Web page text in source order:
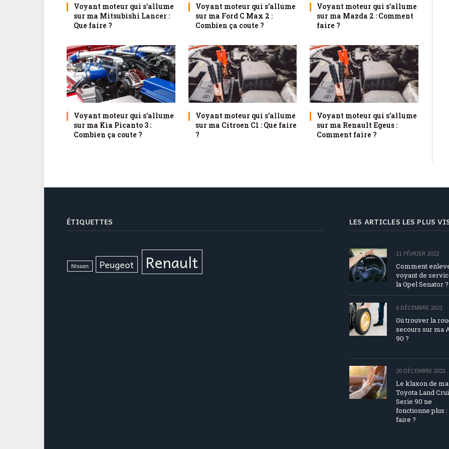
Voyant moteur qui s’allume
sur ma Mitsubishi Lancer :
Que faire ?
Voyant moteur qui s’allume
sur ma Ford C Max 2 :
Combien ça coute ?
Voyant moteur qui s’allume
sur ma Mazda 2 : Comment
faire ?
Voyant moteur qui s’allume
sur ma Kia Picanto 3 :
Combien ça coute ?
Voyant moteur qui s’allume
sur ma Citroen C1 : Que faire
?
Voyant moteur qui s’allume
sur ma Renault Egeus :
Comment faire ?
ÉTIQUETTES
Nissan Peugeot Renault
LES ARTICLES LES PLUS
11 FÉVRIER 2022
Comment
voyant de
la Opel Senator ?
6 DÉCEMBRE 2021
Où trouver la
secours sur ma
90 ?
20 DÉCEMBRE 2021
Le klaxon de ma
Toyota Land
Serie 90 ne
fonctionne plus :
faire ?